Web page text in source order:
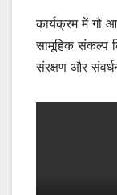
कार्यक्रम में गौ
सामूहिक संकल्प
संरक्षण और